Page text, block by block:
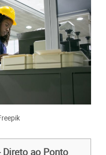
Direto ao Ponto